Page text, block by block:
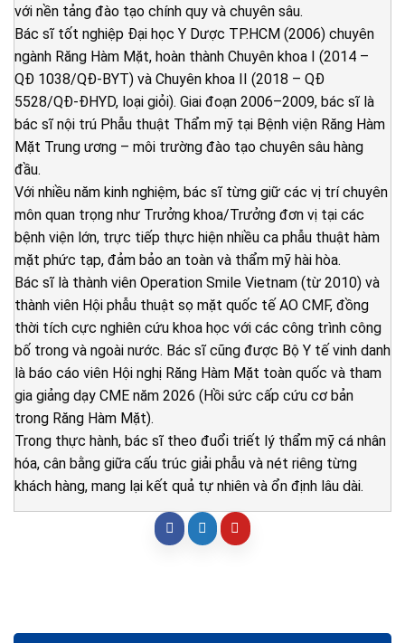
với nền tảng đào tạo chính quy và chuyên sâu.
Bác sĩ tốt nghiệp Đại học Y Dược TP.HCM (2006) chuyên
ngành Răng Hàm Mặt, hoàn thành Chuyên khoa I (2014 –
QĐ 1038/QĐ-BYT) và Chuyên khoa II (2018 – QĐ
5528/QĐ-ĐHYD, loại giỏi). Giai đoạn 2006–2009, bác sĩ là
bác sĩ nội trú Phẫu thuật Thẩm mỹ tại Bệnh viện Răng Hàm
Mặt Trung ương – môi trường đào tạo chuyên sâu hàng
đầu.
Với nhiều năm kinh nghiệm, bác sĩ từng giữ các vị trí chuyên
môn quan trọng như Trưởng khoa/Trưởng đơn vị tại các
bệnh viện lớn, trực tiếp thực hiện nhiều ca phẫu thuật hàm
mặt phức tạp, đảm bảo an toàn và thẩm mỹ hài hòa.
Bác sĩ là thành viên Operation Smile Vietnam (từ 2010) và
thành viên Hội phẫu thuật sọ mặt quốc tế AO CMF, đồng
thời tích cực nghiên cứu khoa học với các công trình công
bố trong và ngoài nước. Bác sĩ cũng được Bộ Y tế vinh danh
là báo cáo viên Hội nghị Răng Hàm Mặt toàn quốc và tham
gia giảng dạy CME năm 2026 (Hồi sức cấp cứu cơ bản
trong Răng Hàm Mặt).
Trong thực hành, bác sĩ theo đuổi triết lý thẩm mỹ cá nhân
hóa, cân bằng giữa cấu trúc giải phẫu và nét riêng từng
khách hàng, mang lại kết quả tự nhiên và ổn định lâu dài.